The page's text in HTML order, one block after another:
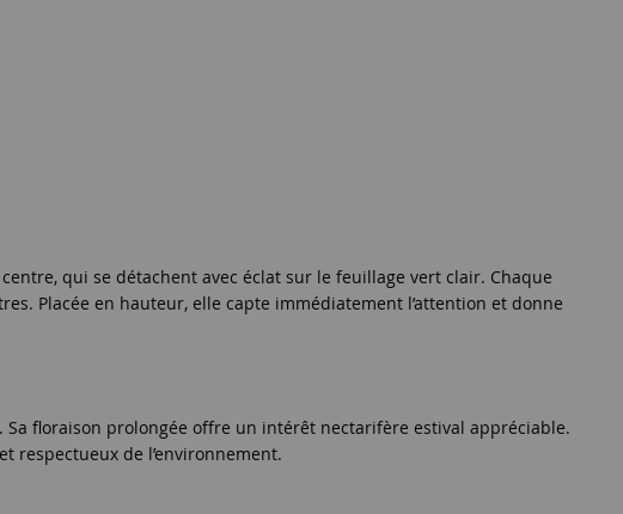
qui se détachent avec éclat sur le feuillage vert clair. Chaque
Placée en hauteur, elle capte immédiatement l’attention et donne
floraison prolongée offre un intérêt nectarifère estival appréciable.
respectueux de l’environnement.